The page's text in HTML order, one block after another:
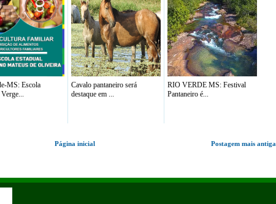
MS: Escola
Cavalo pantaneiro será
destaque em ...
RIO VERDE MS: Festival
Pantaneiro é...
Postagem mais antiga
Página inicial